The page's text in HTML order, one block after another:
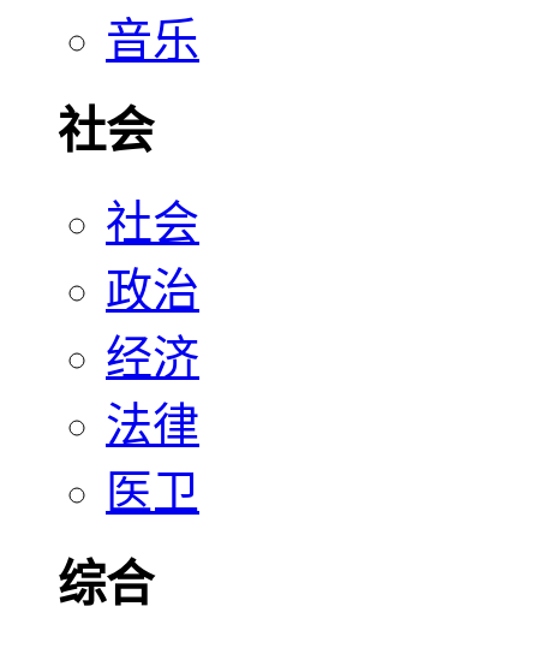
音乐
社会
社会
政治
经济
法律
医卫
综合